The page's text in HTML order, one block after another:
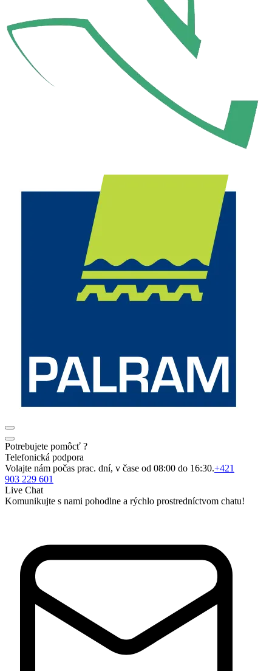
Potrebujete pomôcť ?
Telefonická podpora
Volajte nám počas prac. dní, v čase od 08:00 do 16:30.+421
903 229 601
Live Chat
Komunikujte s nami pohodlne a rýchlo prostredníctvom chatu!